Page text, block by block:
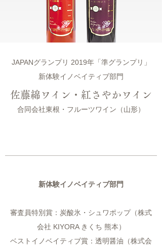
JAPANグランプリ 2019年「準グランプリ」
新体験イノベイティブ部門
佐藤綿ワイン・紅さやかワイン
合同会社東根・フルーツワイン（山形）
新体験イノベイティブ部門
審査員特別賞：炭酸氷・シュワポップ（株式
会社 KIYORA きくち 熊本）
ベストイノベイティブ賞：透明醤油（株式会